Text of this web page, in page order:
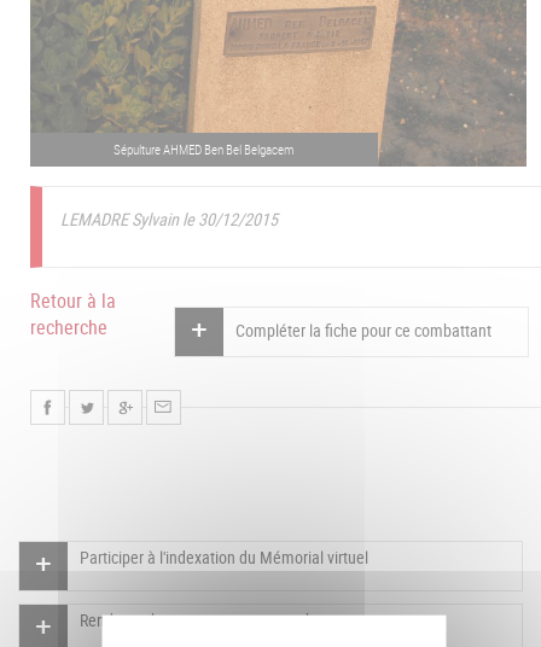
Sépulture AHMED Ben Bel Belgacem
LEMADRE Sylvain le 30/12/2015
Compléter la fiche pour ce combattant
Retour à la
recherche
Participer à l'indexation du Mémorial virtuel
Rendre un hommage pour ce combattant